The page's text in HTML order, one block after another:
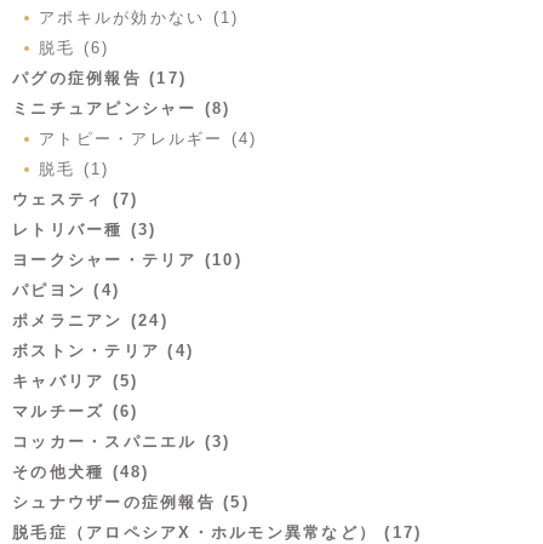
アポキルが効かない (1)
脱毛 (6)
パグの症例報告 (17)
ミニチュアピンシャー (8)
アトピー・アレルギー (4)
脱毛 (1)
ウェスティ (7)
レトリバー種 (3)
ヨークシャー・テリア (10)
パピヨン (4)
ポメラニアン (24)
ボストン・テリア (4)
キャバリア (5)
マルチーズ (6)
コッカー・スパニエル (3)
その他犬種 (48)
シュナウザーの症例報告 (5)
脱毛症（アロペシアX・ホルモン異常など） (17)